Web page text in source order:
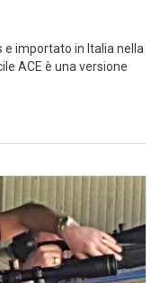
e importato in Italia nella
ACE è una versione